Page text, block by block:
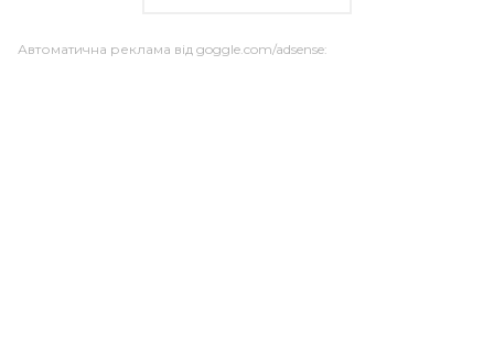
Автоматична реклама від goggle.com/adsense: